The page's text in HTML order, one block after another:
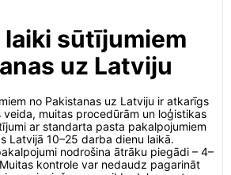
laiki sūtījumiem
uz Latviju
no Pakistanas uz Latviju ir atkarīgs
muitas procedūrām un loģistikas
ar standarta pasta pakalpojumiem
Latvijā 10–25 darba dienu laikā.
nodrošina ātrāku piegādi – 4–
kontrole var nedaudz pagarināt